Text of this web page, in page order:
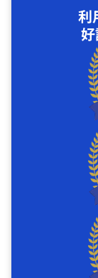
利